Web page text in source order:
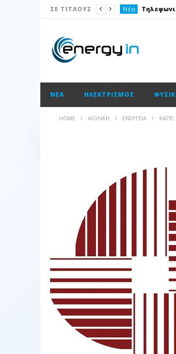
ΣΕ ΤΙΤΛΟΥΣ Νέα
Ηλεκτρισμός
Ισολογισμοί
ΝΈΑ ΗΛΕΚΤΡΙΣΜΌΣ
HOME ΑΙΟΛΙΚΉ ΕΝΈΡΓΕΙΑ ΚΑΠΕ: